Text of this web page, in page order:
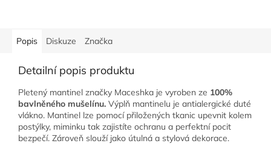
Popis Diskuze Značka
Detailní popis produktu
Pletený mantinel značky Maceshka je vyroben ze 100%
bavlněného mušelínu. Výplň mantinelu je antialergické duté
vlákno. Mantinel lze pomocí přiložených tkanic upevnit kolem
postýlky, miminku tak zajistíte ochranu a perfektní pocit
bezpečí. Zároveň slouží jako útulná a stylová dekorace.